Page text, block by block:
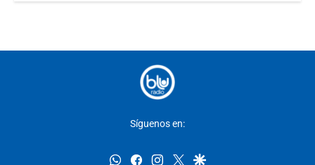
Síguenos en:
whatsappfacebookinstagram
twittergoogle